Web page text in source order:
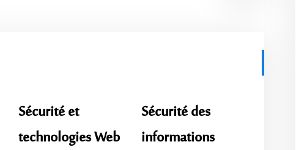
Sécurité et
technologies Web
Sécurité des
informations